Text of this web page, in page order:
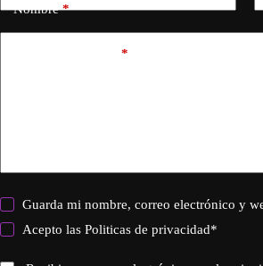
Nombre*
*
Guarda mi nombre, correo electrónico y
Acepto lasPoliticas de privacidad*